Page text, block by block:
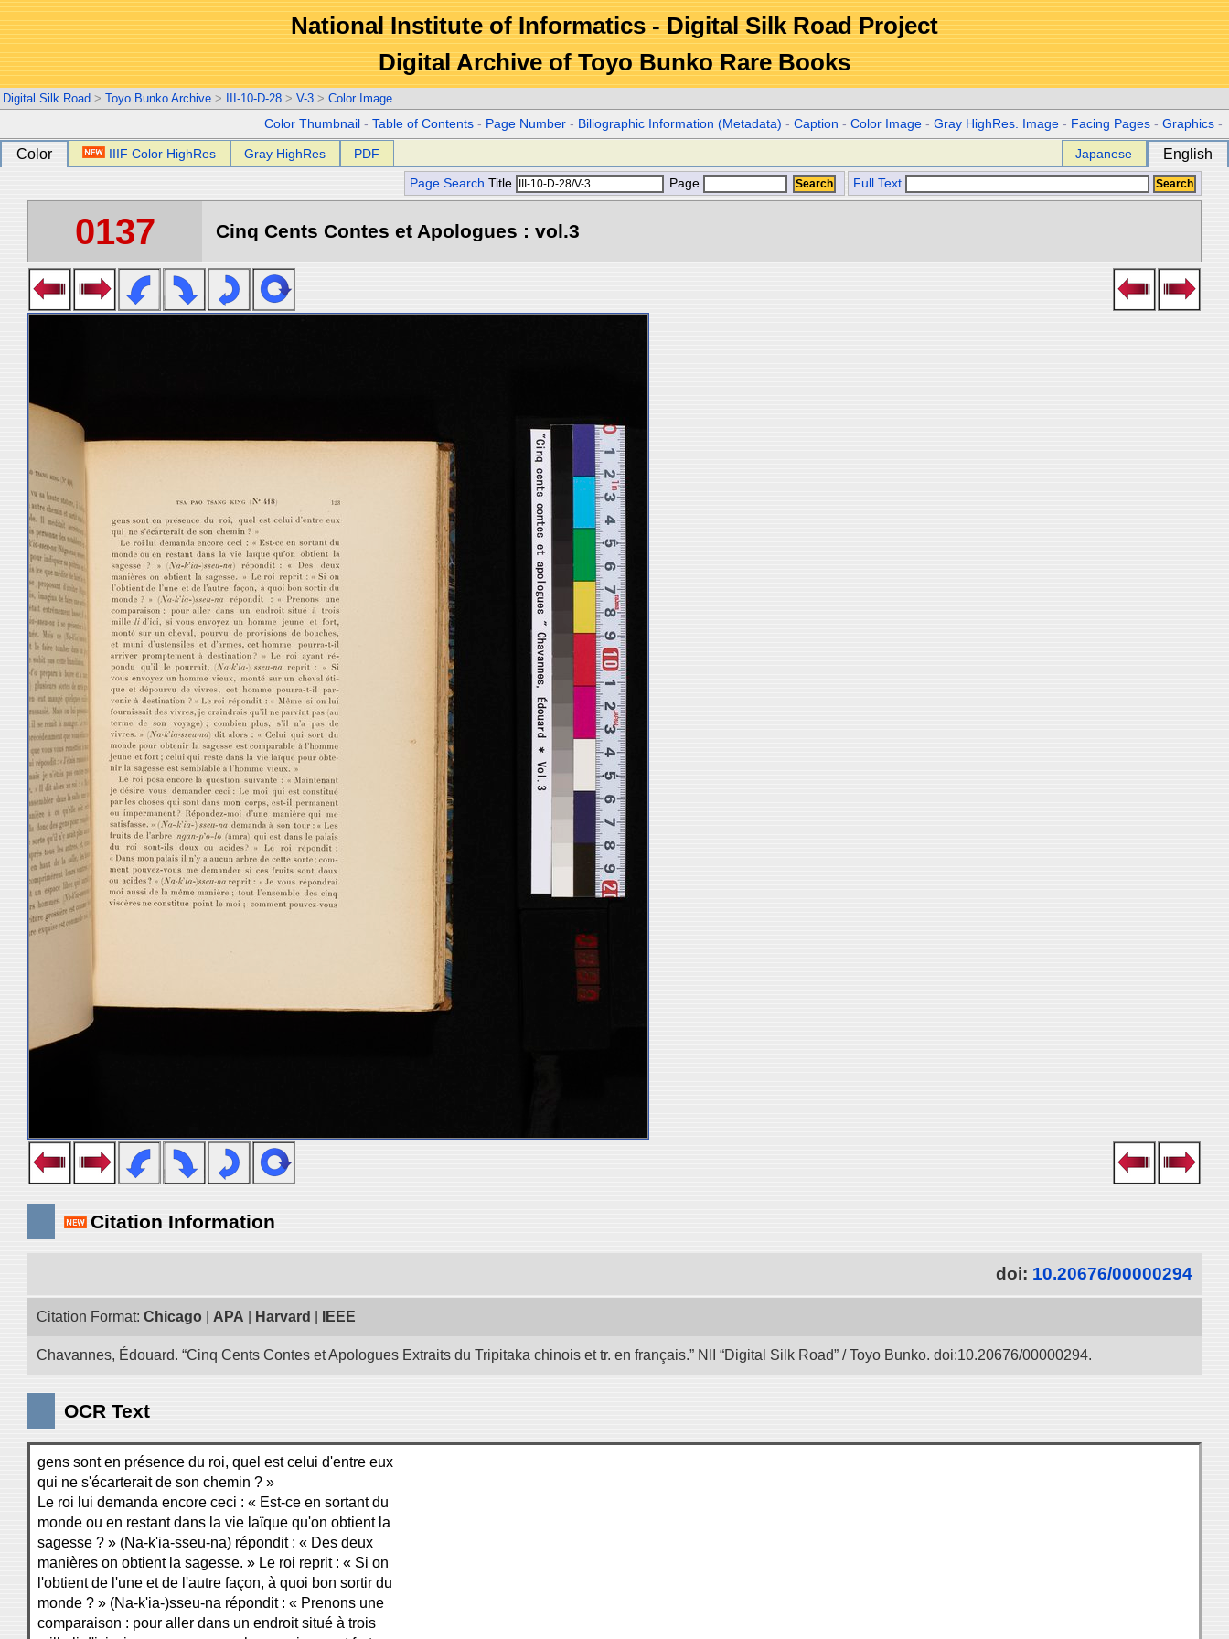
National Institute of Informatics - Digital Silk Road Project
Digital Archive of Toyo Bunko Rare Books
Digital Silk Road > Toyo Bunko Archive > III-10-D-28 > V-3 > Color Image
Color Thumbnail -Table of Contents - Page Number - Biliographic Information (Metadata) -Caption -Color Image -Gray HighRes. Image - Facing Pages -Graphics -
Color IIIF Color HighRes Gray HighRes PDF Japanese English
Page Search Title Page Full Text
0137 Cinq Cents Contes et Apologues : vol.3
Citation Information
doi: 10.20676/00000294
Citation Format: Chicago APA Harvard IEEE
Chavannes, Édouard. “Cinq Cents Contes et Apologues Extraits du Tripitaka chinois et tr. en français.” NII “Digital Silk Road” / Toyo Bunko. doi:10.20676/00000294.
OCR Text
gens sont en présence du roi, quel est celui d'entre eux
qui ne s'écarterait de son chemin ? »
Le roi lui demanda encore ceci : « Est-ce en sortant du
monde ou en restant dans la vie laïque qu'on obtient la
sagesse ? » (Na-k'ia-sseu-na) répondit : « Des deux
manières on obtient la sagesse. » Le roi reprit : « Si on
l'obtient de l'une et de l'autre façon, à quoi bon sortir du
monde ? » (Na-k'ia-)sseu-na répondit : « Prenons une
comparaison : pour aller dans un endroit situé à trois